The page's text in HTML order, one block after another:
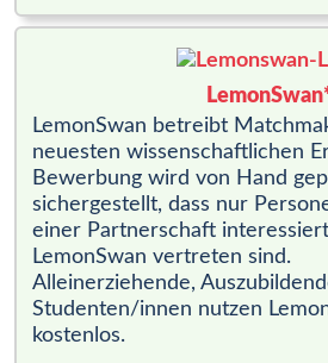
LemonSwan betreibt
neuesten wissenschaftlichen
Bewerbung wird von Hand
sichergestellt, dass nur
einer Partnerschaft
LemonSwan vertreten sind.
Alleinerziehende,
Studenten/innen nutzen
kostenlos.